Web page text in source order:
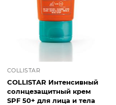
COLLISTAR
COLLISTAR Интенсивный
солнцезащитный крем
SPF 50+ для лица и тела